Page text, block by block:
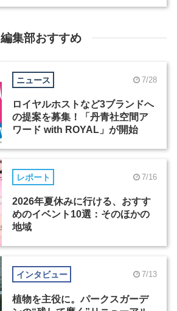
編集部おすすめ
ニュース 7/28
ロイヤルホストなど3ブランドへ
の提案を募集！「丹青社空間ア
ワード with ROYAL」が開始
レポート 7/16
2026年夏休みに行ける、おすす
めのイベント10選：そのほかの
地域
インタビュー 7/13
植物を主役に。パークスガーデ